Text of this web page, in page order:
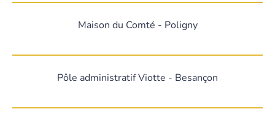
Maison du Comté - Poligny
Pôle administratif Viotte - Besançon